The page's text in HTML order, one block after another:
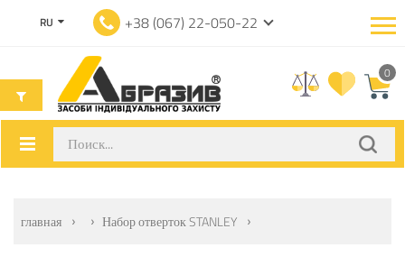
RU +38 (067) 22-050-22
0
главная Набор отверток STANLEY